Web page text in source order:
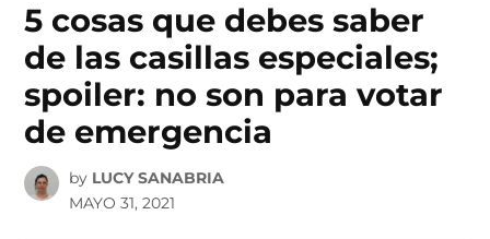
5 cosas que debes saber
de las casillas especiales;
spoiler: no son para votar
de emergencia
by LUCY SANABRIA
MAYO 31, 2021